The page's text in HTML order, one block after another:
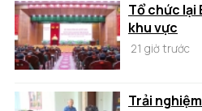
Tổ chức lại
khu vực
21 giờ trước
Trải